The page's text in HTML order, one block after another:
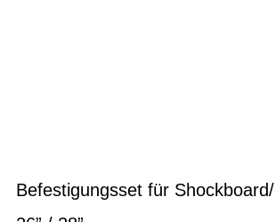
Befestigungsset für